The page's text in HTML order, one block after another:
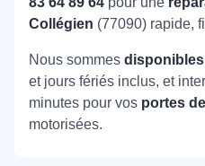
Collégien (77090) rapide,
Nous sommes disponibles
et jours fériés inclus, et
minutes pour vos portes
motorisées.